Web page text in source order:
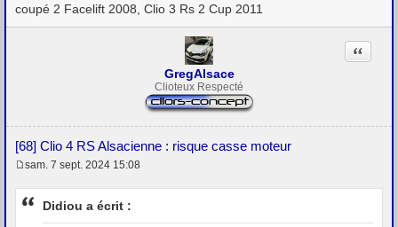
coupé 2 Facelift 2008, Clio 3 Rs 2 Cup 2011
GregAlsace
Clioteux Respecté
[68] Clio 4 RS Alsacienne : risque casse moteur
Citation
e
s
sam. 7 sept. 2024 15:08
Didiou a écrit :